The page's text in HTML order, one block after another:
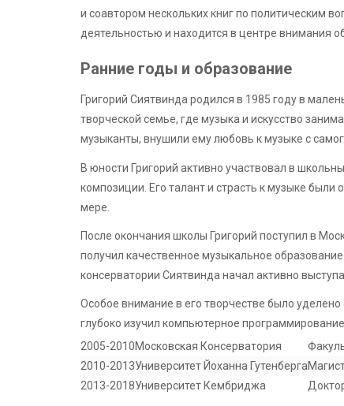
и соавтором нескольких книг по политическим
деятельностью и находится в центре внимания
Ранние годы и образование
Григорий Сиятвинда родился в 1985 году в
творческой семье, где музыка и искусство
музыканты, внушили ему любовь к музыке с
В юности Григорий активно участвовал в
композиции. Его талант и страсть к музыке
мере.
После окончания школы Григорий поступил в
получил качественное музыкальное
консерватории Сиятвинда начал активно
Особое внимание в его творчестве было
глубоко изучил компьютерное
2005-2010Московская Консерватория
2010-2013Университет Йоханна Гутенберга
2013-2018Университет Кембриджа